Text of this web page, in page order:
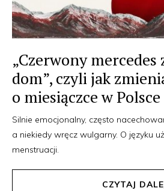
„Czerwony mercedes
dom”, czyli jak
o miesiączce w Polsce
Silnie emocjonalny, często
a niekiedy wręcz wulgarny. O języku
menstruacji.
CZYTAJ